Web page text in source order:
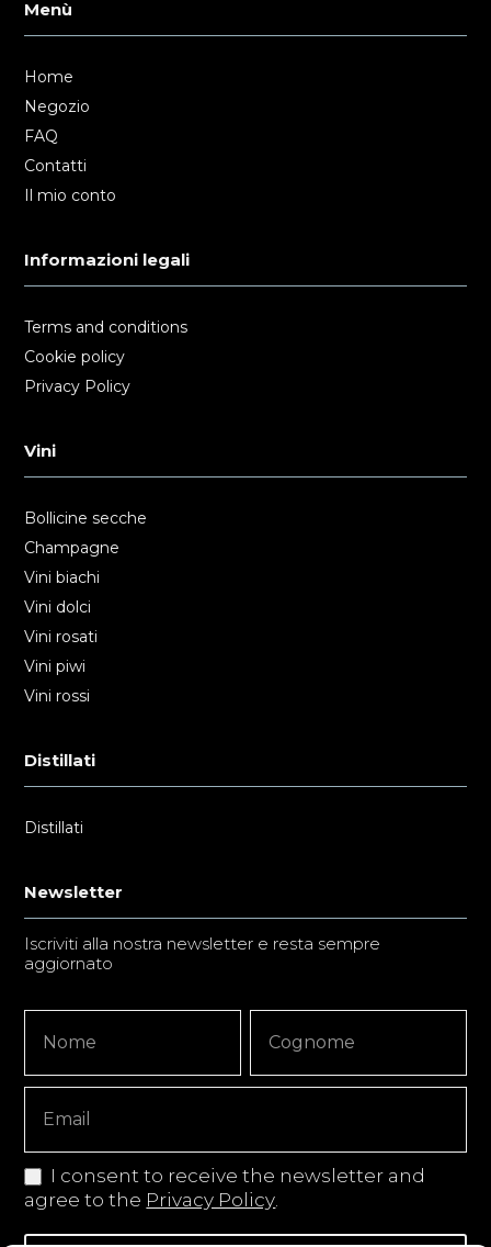
Menù
Home
Negozio
FAQ
Contatti
Il mio conto
Informazioni legali
Terms and conditions
Cookie policy
Privacy Policy
Vini
Bollicine secche
Champagne
Vini biachi
Vini dolci
Vini rosati
Vini piwi
Vini rossi
Distillati
Distillati
Newsletter
Iscriviti alla nostra newsletter e resta sempre
aggiornato
Signup
Copy
I consent to receive the newsletter and
agree to the Privacy Policy